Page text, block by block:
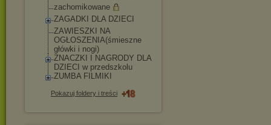
zachomikowane
ZAGADKI DLA DZIECI
ZAWIESZKI NA
OGŁOSZENIA(śmieszne
główki i nogi)
ZNACZKI I NAGRODY DLA
DZIECI w przedszkolu
ZUMBA FILMIKI
Pokazuj foldery i treści